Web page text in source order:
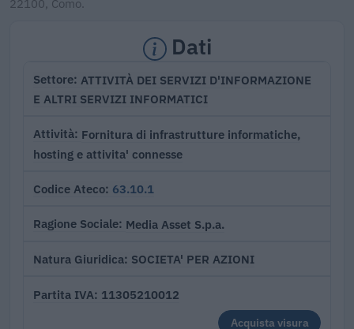
22100, Como.
Dati
Settore ATTIVITÀ DEI SERVIZI D'INFORMAZIONE
E ALTRI SERVIZI INFORMATICI
Attività Fornitura di infrastrutture informatiche,
hosting e attivita' connesse
Codice Ateco 63.10.1
Ragione Sociale Media Asset S.p.a.
Natura Giuridica SOCIETA' PER AZIONI
Partita IVA 11305210012
Acquista visura